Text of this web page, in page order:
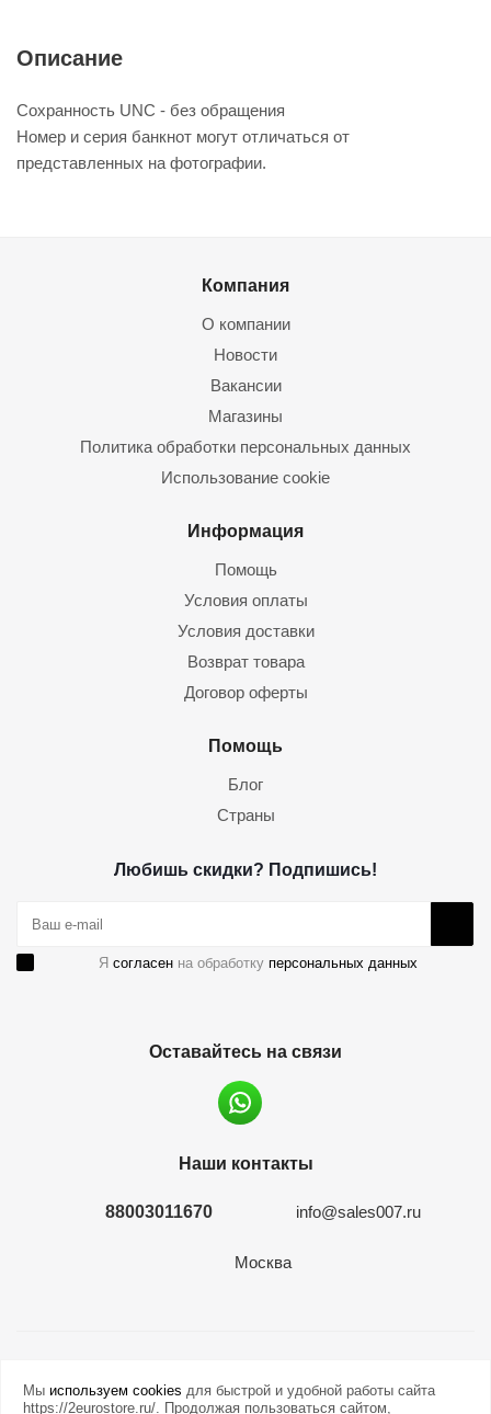
Описание
Сохранность UNC - без обращения
Номер и серия банкнот могут отличаться от
представленных на фотографии.
Компания
О компании
Новости
Вакансии
Магазины
Политика обработки персональных данных
Использование cookie
Информация
Помощь
Условия оплаты
Условия доставки
Возврат товара
Договор оферты
Помощь
Блог
Страны
Любишь скидки? Подпишись!
Я согласен на обработку персональных данных
Оставайтесь на связи
Наши контакты
88003011670 info@sales007.ru
Москва
Мы используем cookies для быстрой и удобной работы сайта
https://2eurostore.ru/. Продолжая пользоваться сайтом,